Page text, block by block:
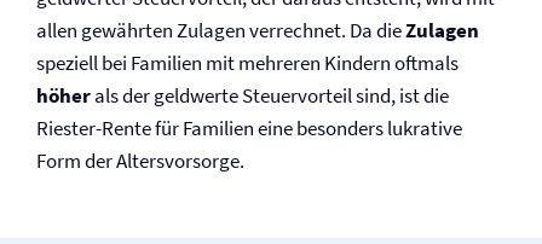
allen gewährten Zulagen verrechnet. Da dieZulagen
speziell bei Familien mit mehreren Kindern oftmals
höherals der geldwerte Steuervorteil sind, ist die
Riester-Rente für Familien eine besonders lukrative
Form der Altersvorsorge.